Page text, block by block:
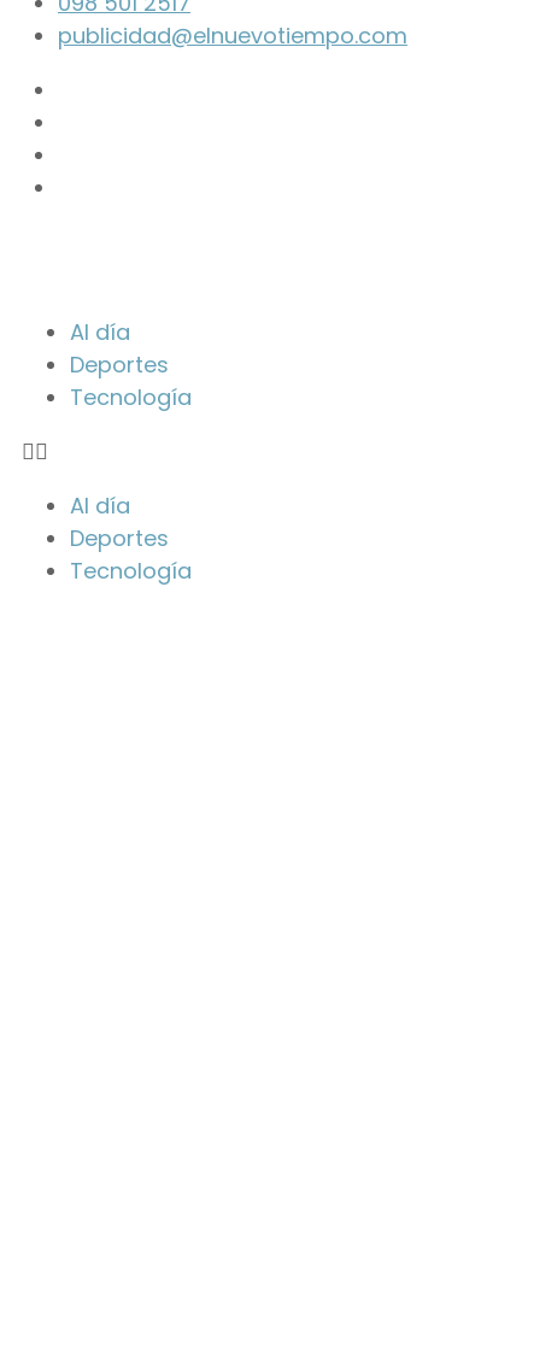
publicidad@elnuevotiempo.com
Al día
Deportes
Tecnología
Al día
Deportes
Tecnología